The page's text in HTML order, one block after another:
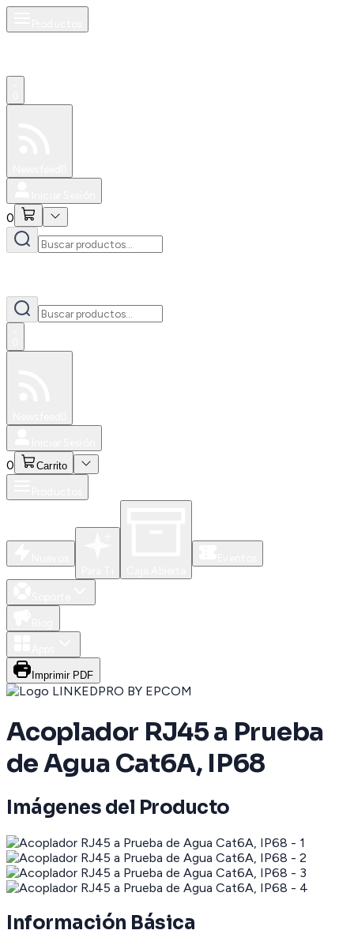
0
0 Carrito
Imprimir PDF
Acoplador RJ45 a Prueba
de Agua Cat6A, IP68
Imágenes del Producto
Información Básica